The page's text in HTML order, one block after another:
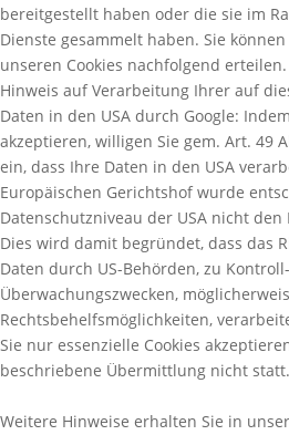
bereitgestellt haben oder die sie im
Dienste gesammelt haben. Sie
unseren Cookies nachfolgend erteilen.
Hinweis auf Verarbeitung Ihrer auf
Daten in den USA durch Google:
akzeptieren, willigen Sie gem. Art. 49
ein, dass Ihre Daten in den USA
Europäischen Gerichtshof wurde
Datenschutzniveau der USA nicht
Dies wird damit begründet, dass das
Daten durch US-Behörden, zu
Überwachungszwecken,
Rechtsbehelfsmöglichkeiten,
Sie nur essenzielle Cookies
beschriebene Übermittlung nicht statt.
Weitere Hinweise erhalten Sie in